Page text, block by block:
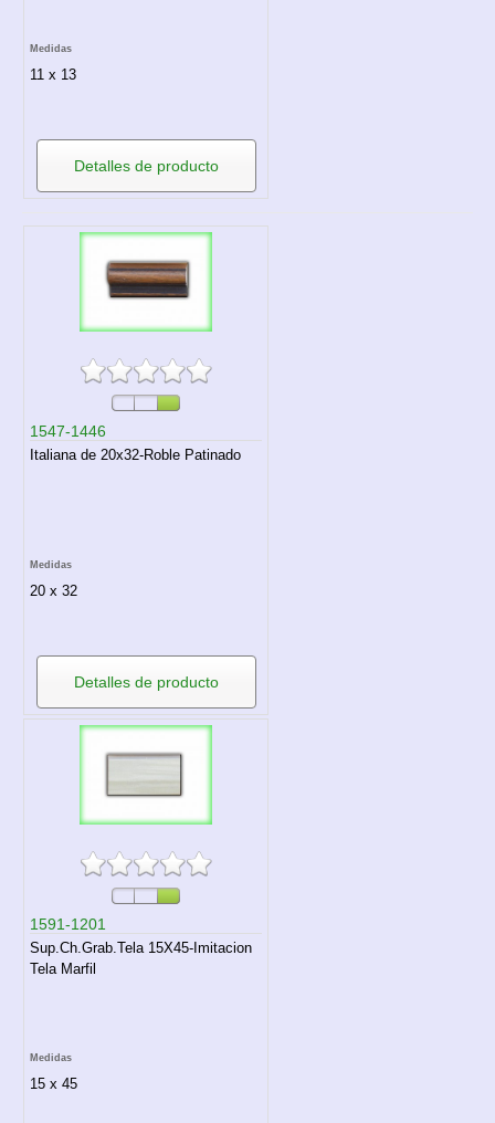
Medidas
11 x 13
Detalles de producto
1547-1446
Italiana de 20x32-Roble Patinado
Medidas
20 x 32
Detalles de producto
1591-1201
Sup.Ch.Grab.Tela 15X45-Imitacion
Tela Marfil
Medidas
15 x 45